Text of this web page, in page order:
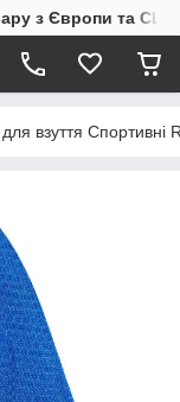
з Європи та
для взуття